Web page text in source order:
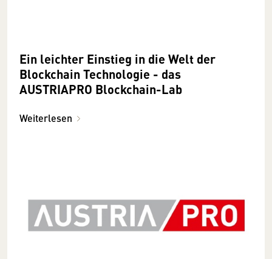
Ein leichter Einstieg in die Welt der
Blockchain Technologie - das
AUSTRIAPRO Blockchain-Lab
Weiterlesen